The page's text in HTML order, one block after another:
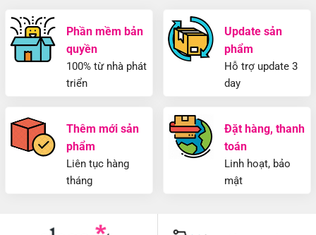
Phần mềm bản
quyền
100% từ nhà phát
triển
Update sản
phẩm
Hỗ trợ update 3
day
Thêm mới sản
phẩm
Liên tục hàng
tháng
Đặt hàng, thanh
toán
Linh hoạt, bảo
mật